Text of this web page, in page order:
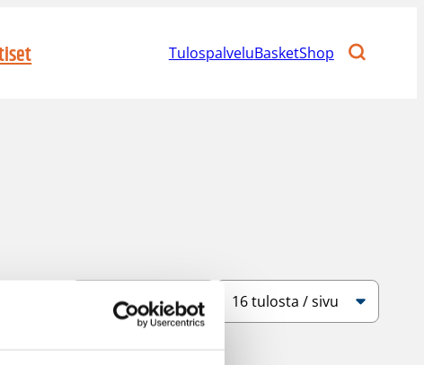
TulospalveluBasketShop